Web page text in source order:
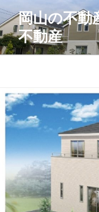
コ
ン
テ
ン
ス
キ
ッ
岡山の不動
不動産